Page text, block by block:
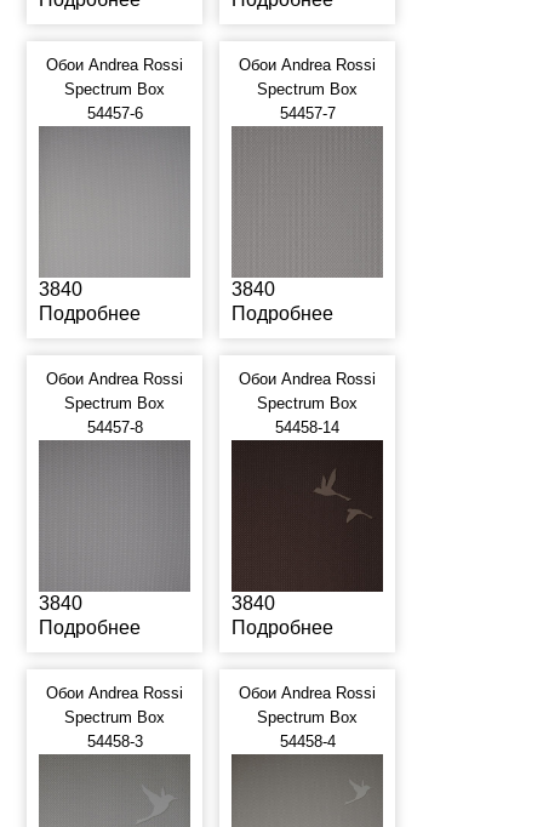
Обои Andrea Rossi
Spectrum Box
54457-6
3840
Подробнее
Обои Andrea Rossi
Spectrum Box
54457-7
3840
Подробнее
Обои Andrea Rossi
Spectrum Box
54457-8
3840
Подробнее
Обои Andrea Rossi
Spectrum Box
54458-14
3840
Подробнее
Обои Andrea Rossi
Spectrum Box
54458-3
Обои Andrea Rossi
Spectrum Box
54458-4